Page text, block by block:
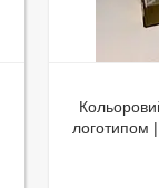
логотипом